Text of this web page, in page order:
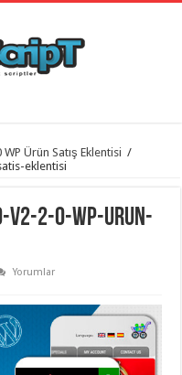
Ürün Satış Eklentisi /
eklentisi
2-0-wp-urun-
Yorumlar